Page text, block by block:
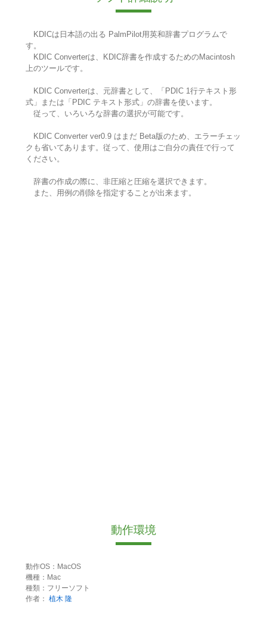
KDICは日本語の出る PalmPilot用英和辞書プログラムで
す。
KDIC Converterは、KDIC辞書を作成するためのMacintosh
上のツールです。
KDIC Converterは、元辞書として、「PDIC 1行テキスト形
式」または「PDIC テキスト形式」の辞書を使います。
従って、いろいろな辞書の選択が可能です。
KDIC Converter ver0.9 はまだ Beta版のため、エラーチェッ
クも省いてあります。従って、使用はご自分の責任で行って
ください。
辞書の作成の際に、非圧縮と圧縮を選択できます。
また、用例の削除を指定することが出来ます。
動作環境
動作OS：MacOS
機種：Mac
種類：フリーソフト
作者： 植木 隆